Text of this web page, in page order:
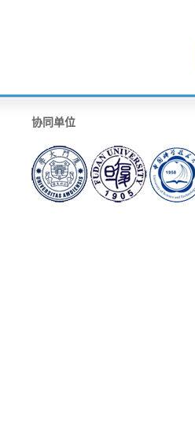
协同单位